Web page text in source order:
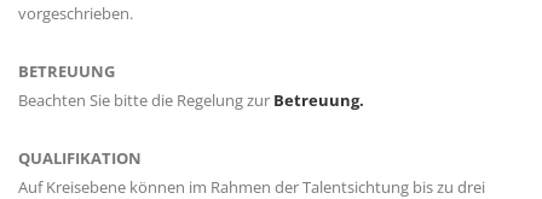
vorgeschrieben.
BETREUUNG
Beachten Sie bitte die Regelung zur Betreuung.
QUALIFIKATION
Auf Kreisebene können im Rahmen der Talentsichtung bis zu drei